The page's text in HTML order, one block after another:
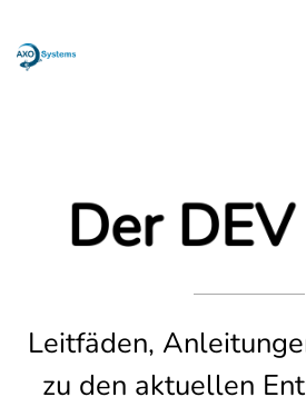
Der
Leitfäden,
zu den aktuellen